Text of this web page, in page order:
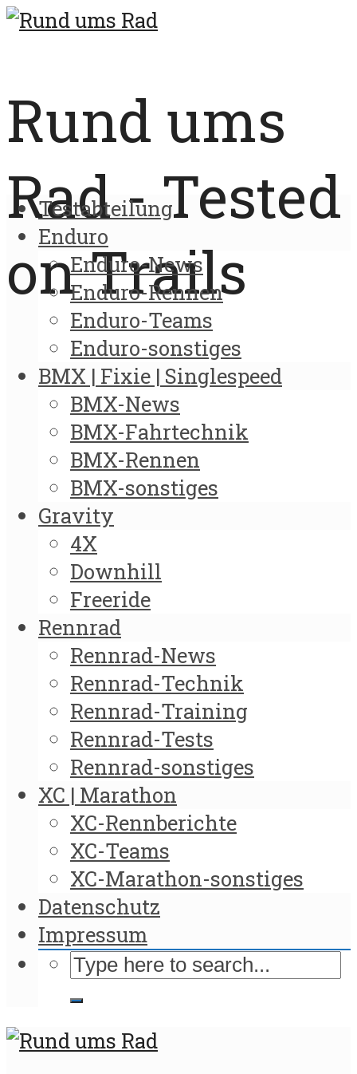
Rund ums
Rad - Tested
on Trails
Testabteilung
Enduro
Enduro-News
Enduro-Rennen
Enduro-Teams
Enduro-sonstiges
BMX | Fixie | Singlespeed
BMX-News
BMX-Fahrtechnik
BMX-Rennen
BMX-sonstiges
Gravity
4X
Downhill
Freeride
Rennrad
Rennrad-News
Rennrad-Technik
Rennrad-Training
Rennrad-Tests
Rennrad-sonstiges
XC | Marathon
XC-Rennberichte
XC-Teams
XC-Marathon-sonstiges
Datenschutz
Impressum